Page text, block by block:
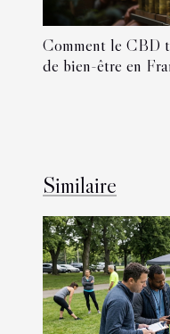
Comment le CBD
de bien-être en
Similaire